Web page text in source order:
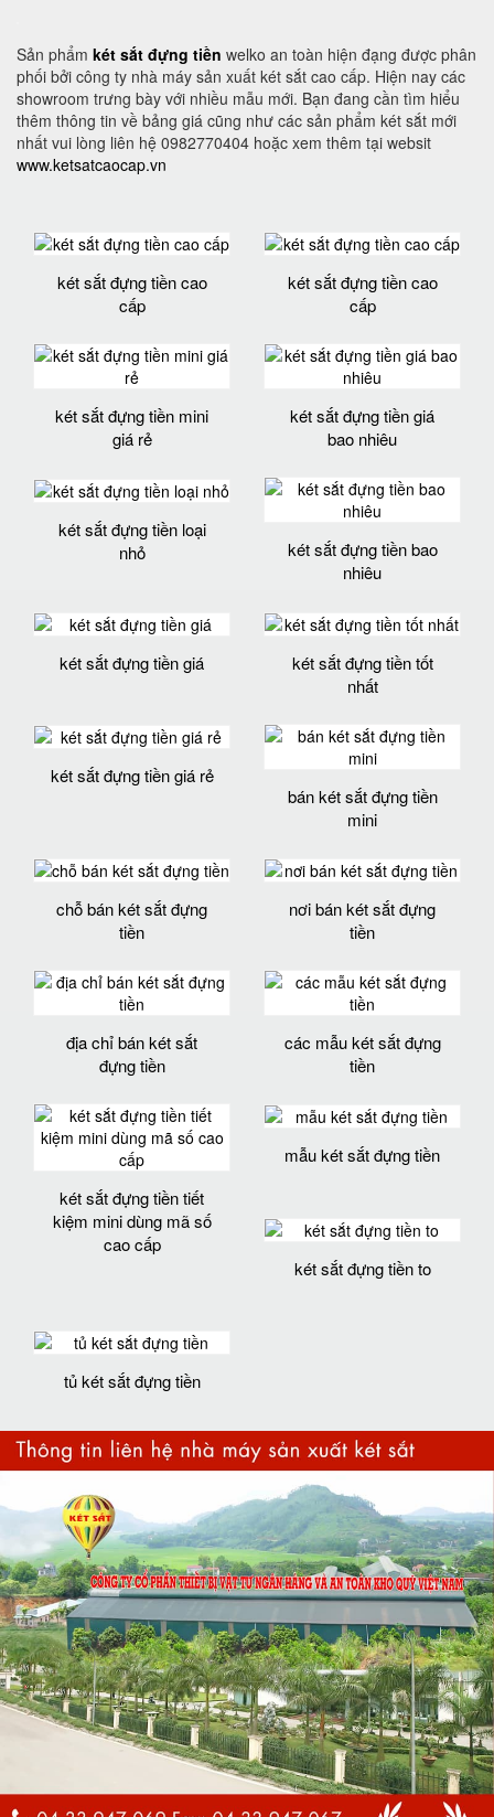
Sản phẩm két sắt đựng tiền welko an toàn hiện đạng được phân
phối bởi công ty nhà máy sản xuất két sắt cao cấp. Hiện nay các
showroom trưng bày với nhiều mẫu mới. Bạn đang cần tìm hiểu
thêm thông tin về bảng giá cũng như các sản phẩm két sắt mới
nhất vui lòng liên hệ 0982770404 hoặc xem thêm tại websit
www.ketsatcaocap.vn
két sắt đựng tiền cao
cấp
két sắt đựng tiền cao
cấp
két sắt đựng tiền mini
giá rẻ
két sắt đựng tiền giá
bao nhiêu
két sắt đựng tiền loại
nhỏ
két sắt đựng tiền bao
nhiêu
két sắt đựng tiền giá
két sắt đựng tiền tốt
nhất
két sắt đựng tiền giá rẻ
bán két sắt đựng tiền
mini
chỗ bán két sắt đựng
tiền
nơi bán két sắt đựng
tiền
địa chỉ bán két sắt
đựng tiền
các mẫu két sắt đựng
tiền
két sắt đựng tiền tiết
kiệm mini dùng mã số
cao cấp
mẫu két sắt đựng tiền
két sắt đựng tiền to
tủ két sắt đựng tiền